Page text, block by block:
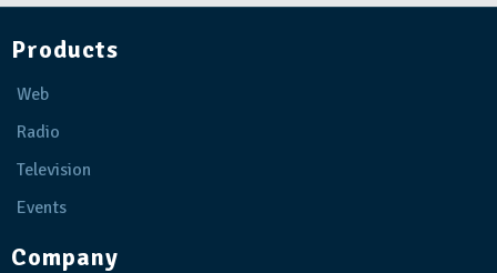
Products
Web
Radio
Television
Events
Company